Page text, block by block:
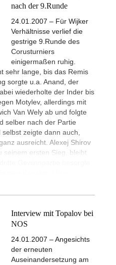
nach der 9.Runde
24.01.2007 – Für Wijker
Verhältnisse verlief die
gestrige 9.Runde des
Corusturniers
einigermaßen ruhig.
sehr lange, bis das Remis
sorgte u.a. Anand, der
wiederholte der Inder bis
Motylev, allerdings mit
Van Wely ab und folgte
selber nach der Partie
zeigte dann auch,
ausreicht. Alexej Shirov
seinem ersten Sieg, bleibt
Interview mit Topalov bei
NOS
24.01.2007 – Angesichts
der erneuten
Auseinandersetzung am